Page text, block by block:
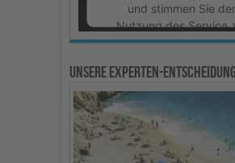
und stimmen Sie der
Nutzung des Service
um dieses Video
Mehr Informationen
Akzeptieren
Unsere Experten-